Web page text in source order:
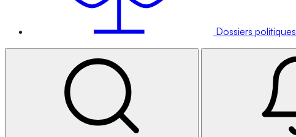
Dossiers politiques